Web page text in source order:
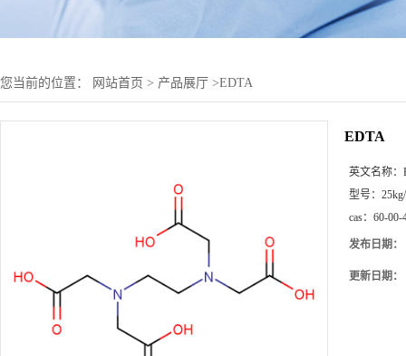
您当前的位置： 网站首页 > 产品展厅 >EDTA
EDTA
英文名称：
型号：
cas： 60-00-
发布日期：
更新日期：